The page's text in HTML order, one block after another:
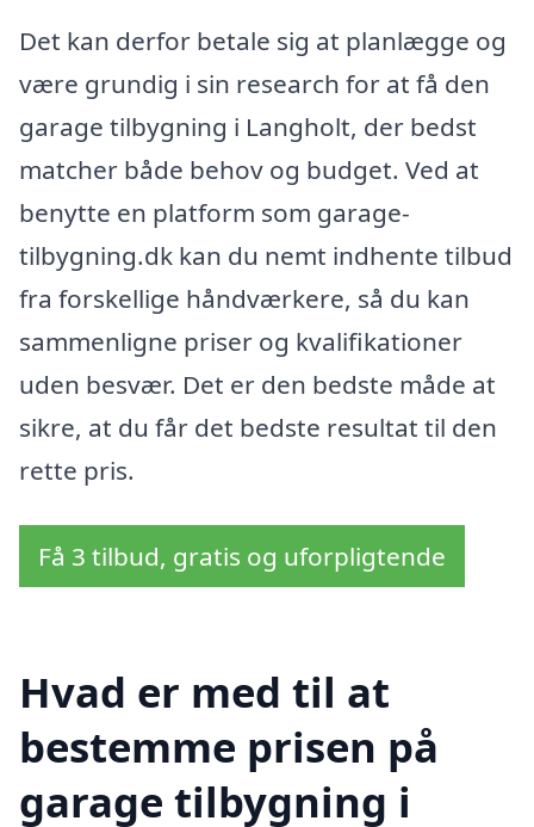
Det kan derfor betale sig at planlægge og
være grundig i sin research for at få den
garage tilbygning i Langholt, der bedst
matcher både behov og budget. Ved at
benytte en platform som garage-
tilbygning.dk kan du nemt indhente tilbud
fra forskellige håndværkere, så du kan
sammenligne priser og kvalifikationer
uden besvær. Det er den bedste måde at
sikre, at du får det bedste resultat til den
rette pris.
Få 3 tilbud, gratis og uforpligtende
Hvad er med til at
bestemme prisen på
garage tilbygning i